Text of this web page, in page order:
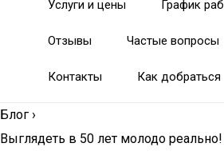
Услуги и цены График
Отзывы Частые вопросы
Контакты Как добраться
Блог ›
Выглядеть в 50 лет молодо